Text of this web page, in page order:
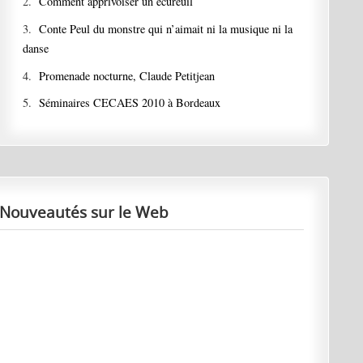
3.Conte Peul du monstre qui n’aimait ni la musique ni la
danse
4.Promenade nocturne, Claude Petitjean
5.Séminaires CECAES 2010 à Bordeaux
Nouveautés sur le Web